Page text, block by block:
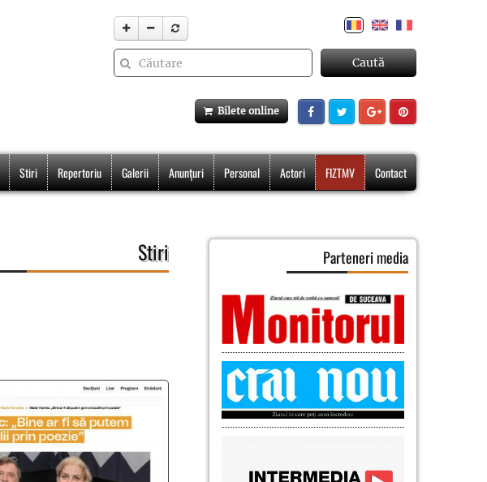
Caută
Bilete online
Stiri Repertoriu Galerii Anunțuri Personal Actori FIZTMV Contact
Stiri Parteneri media